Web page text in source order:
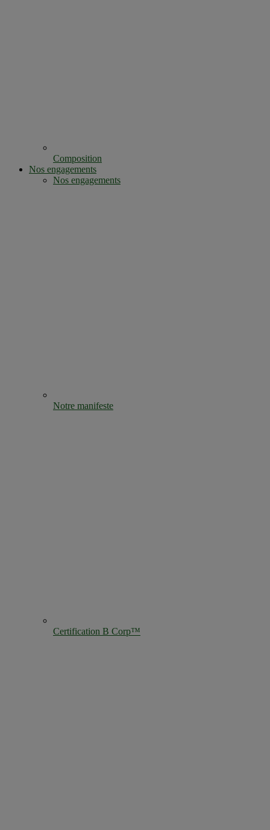
Composition
Nos engagements
Nos engagements
Notre manifeste
Certification B Corp™